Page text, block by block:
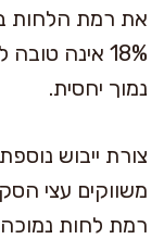
את רמת הלחות
18% אינה
נמוך יחסית.
צורת ייבוש
משווקים עצי